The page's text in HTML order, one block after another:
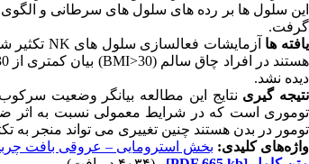
این سلول ها بر رده های سلول های سرطانی و الگوی
گرفت.
یافته ها آزمایشات فعالسازی سلول های NK تکثیر
هستند در افراد چاق سالم(BMI>30) بیان کمتری از
دیده نشد.
نتیجه گیری نتایج این مطالعه بیانگر وضعیت
توموری است که در شرایط معمولی نسبت به اثر
تومور در بدن هستند چنین تغییری می تواند منجر به
واژه‌های کلیدی: بخش استرومایی – عروقی بافت